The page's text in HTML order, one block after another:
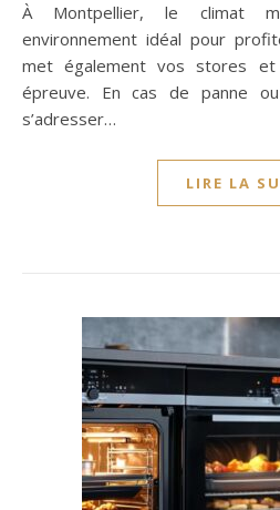
À Montpellier, le climat méditerranéen crée un
environnement idéal pour
met également vos stores
épreuve. En cas de panne
s’adresser…
LIRE LA